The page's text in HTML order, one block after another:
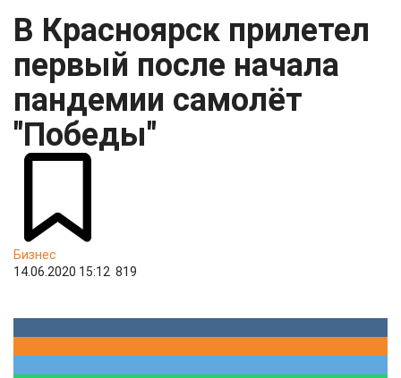
В Красноярск прилетел
первый после начала
пандемии самолёт
"Победы"
Бизнес
14.06.2020 15:12 819